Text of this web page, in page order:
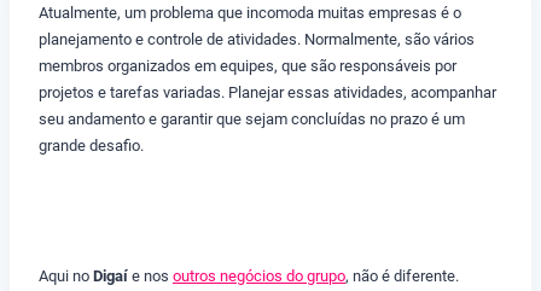
Atualmente, um problema que incomoda muitas empresas é o
planejamento e controle de atividades. Normalmente, são vários
membros organizados em equipes, que são responsáveis por
projetos e tarefas variadas. Planejar essas atividades, acompanhar
seu andamento e garantir que sejam concluídas no prazo é um
grande desafio.
Aqui no Digaí e nos outros negócios do grupo, não é diferente.